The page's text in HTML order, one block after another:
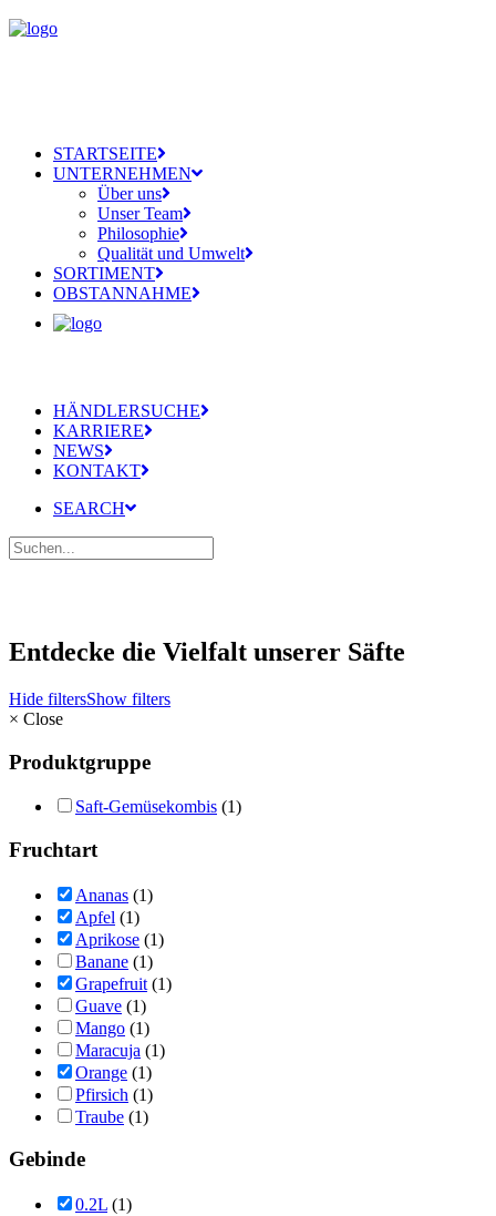
STARTSEITE
UNTERNEHMEN
Über uns
Unser Team
Philosophie
Qualität und Umwelt
SORTIMENT
OBSTANNAHME
HÄNDLERSUCHE
KARRIERE
NEWS
KONTAKT
SEARCH
Entdecke die Vielfalt unserer Säfte
Hide filtersShow filters
× Close
Produktgruppe
Saft-Gemüsekombis (1)
Fruchtart
Ananas (1)
Apfel (1)
Aprikose (1)
Banane (1)
Grapefruit (1)
Guave (1)
Mango (1)
Maracuja (1)
Orange (1)
Pfirsich (1)
Traube (1)
Gebinde
0.2L (1)